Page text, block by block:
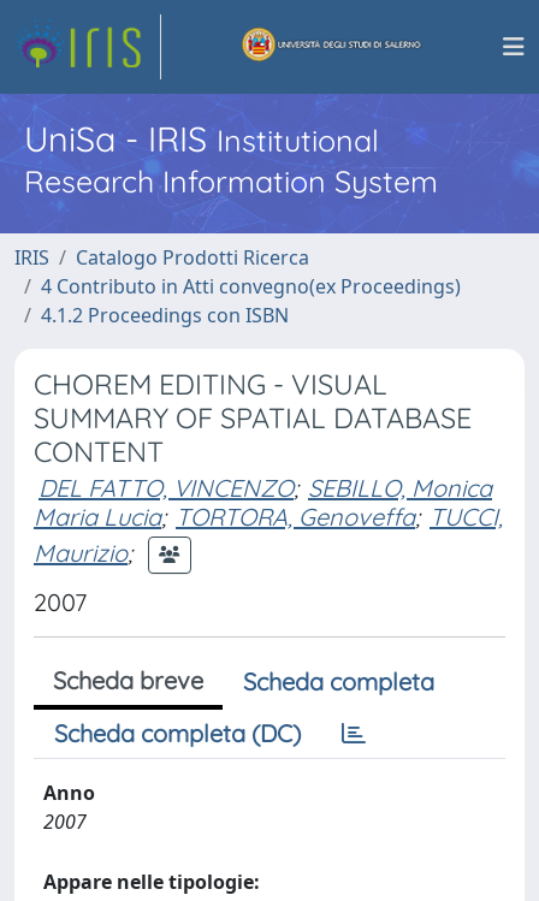
UniSa - IRISInstitutional
Research Information System
IRIS
Catalogo Prodotti Ricerca
4 Contributo in Atti convegno(ex Proceedings)
4.1.2 Proceedings con ISBN
CHOREM EDITING - VISUAL
SUMMARY OF SPATIAL DATABASE
CONTENT
DEL FATTO, VINCENZO; SEBILLO, Monica
Maria Lucia; TORTORA, Genoveffa; TUCCI,
Maurizio;
2007
Scheda breve
Scheda completa
Scheda completa (DC)
Anno
2007
Appare nelle tipologie: